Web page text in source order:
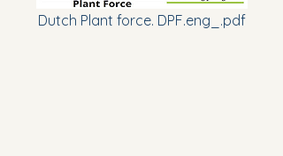
Dutch Plant force. DPF.eng_.pdf